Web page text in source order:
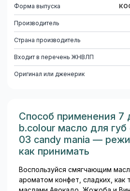
Форма выпуска
Производитель
Страна производитель
Входит в перечень ЖНВЛП
Оригинал или дженерик
Способ применения 7
b.colour масло для
03 candy mania —
как принимать
Воспользуйся смягчающим
ароматом конфет, сладких, как